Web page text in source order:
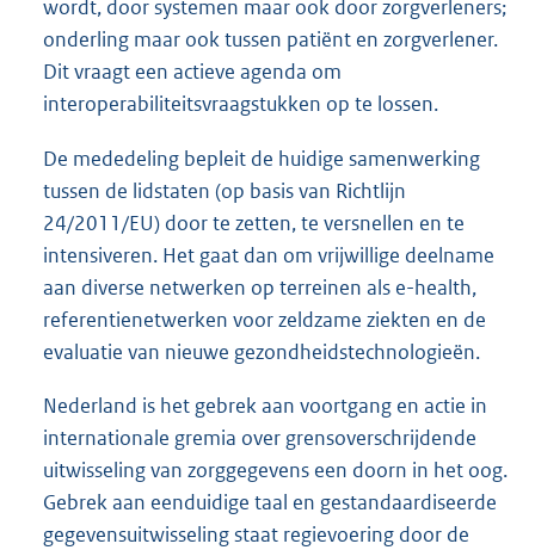
wordt, door systemen maar ook door zorgverleners;
onderling maar ook tussen patiënt en zorgverlener.
Dit vraagt een actieve agenda om
interoperabiliteitsvraagstukken op te lossen.
De mededeling bepleit de huidige samenwerking
tussen de lidstaten (op basis van Richtlijn
24/2011/EU) door te zetten, te versnellen en te
intensiveren. Het gaat dan om vrijwillige deelname
aan diverse netwerken op terreinen als e-health,
referentienetwerken voor zeldzame ziekten en de
evaluatie van nieuwe gezondheidstechnologieën.
Nederland is het gebrek aan voortgang en actie in
internationale gremia over grensoverschrijdende
uitwisseling van zorggegevens een doorn in het oog.
Gebrek aan eenduidige taal en gestandaardiseerde
gegevensuitwisseling staat regievoering door de